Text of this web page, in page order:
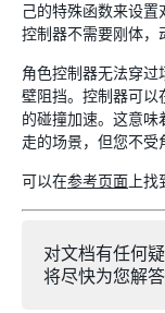
己的特殊函数来设置
控制器不需要刚体，
角色控制器无法穿
壁阻挡。控制器可以
的碰撞加速。这意味
走的场景，但您不受
可以在参考页面 上
对文档有任何
将尽快为您解答